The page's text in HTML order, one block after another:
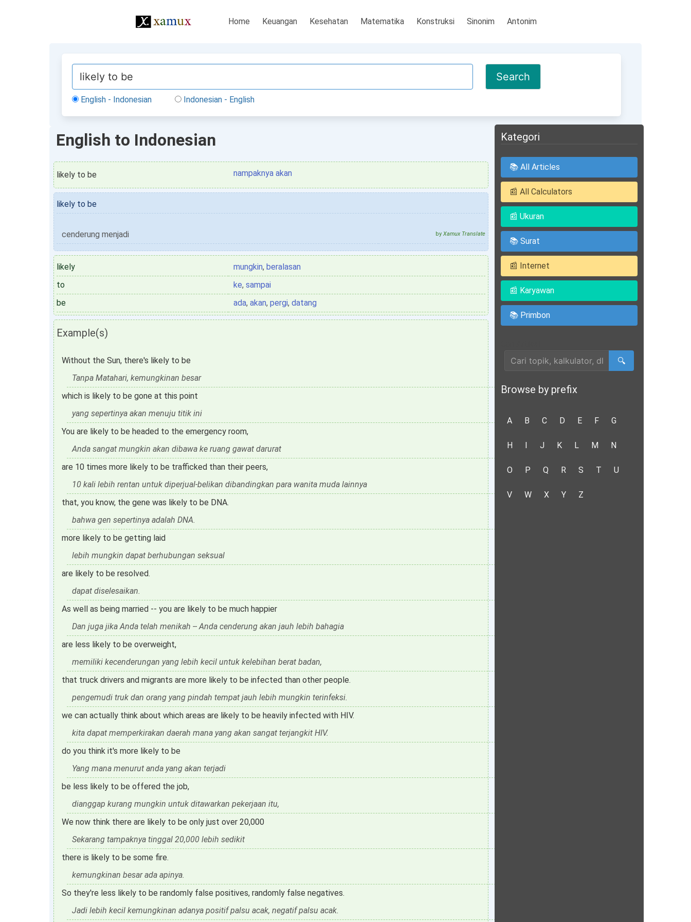
Home Keuangan Kesehatan Matematika Konstruksi Sinonim Antonim
English - Indonesian Indonesian - English
English to Indonesian
likely to be nampaknya akan
likely to be
cenderung menjadi by Xamux Translate
likely mungkin, beralasan
to
ke, sampai
be
ada, akan, pergi, datang
Example(s)
Without the Sun, there's likely to be
Tanpa Matahari, kemungkinan besar
which is likely to be gone at this point
yang sepertinya akan menuju titik ini
You are likely to be headed to the emergency room,
Anda sangat mungkin akan dibawa ke ruang gawat darurat
are 10 times more likely to be trafficked than their peers,
10 kali lebih rentan untuk diperjual-belikan dibandingkan para wanita muda lainnya
that, you know, the gene was likely to be DNA.
bahwa gen sepertinya adalah DNA.
more likely to be getting laid
lebih mungkin dapat berhubungan seksual
are likely to be resolved.
dapat diselesaikan.
As well as being married -- you are likely to be much happier
Dan juga jika Anda telah menikah -- Anda cenderung akan jauh lebih bahagia
are less likely to be overweight,
memiliki kecenderungan yang lebih kecil untuk kelebihan berat badan,
that truck drivers and migrants are more likely to be infected than other people.
pengemudi truk dan orang yang pindah tempat jauh lebih mungkin terinfeksi.
we can actually think about which areas are likely to be heavily infected with HIV.
kita dapat memperkirakan daerah mana yang akan sangat terjangkit HIV.
do you think it's more likely to be
Yang mana menurut anda yang akan terjadi
be less likely to be offered the job,
dianggap kurang mungkin untuk ditawarkan pekerjaan itu,
We now think there are likely to be only just over 20,000
Sekarang tampaknya tinggal 20,000 lebih sedikit
there is likely to be some fire.
kemungkinan besar ada apinya.
So they're less likely to be randomly false positives, randomly false negatives.
Jadi lebih kecil kemungkinan adanya positif palsu acak, negatif palsu acak.
Kategori
📚 All Articles
📰 All Calculators
📰 Ukuran
📚 Surat
📰 Internet
📰 Karyawan
📚 Primbon
🔍
Browse by prefix
A B C D E F G
H I J K L M N
O P Q R S T U
V W X Y Z